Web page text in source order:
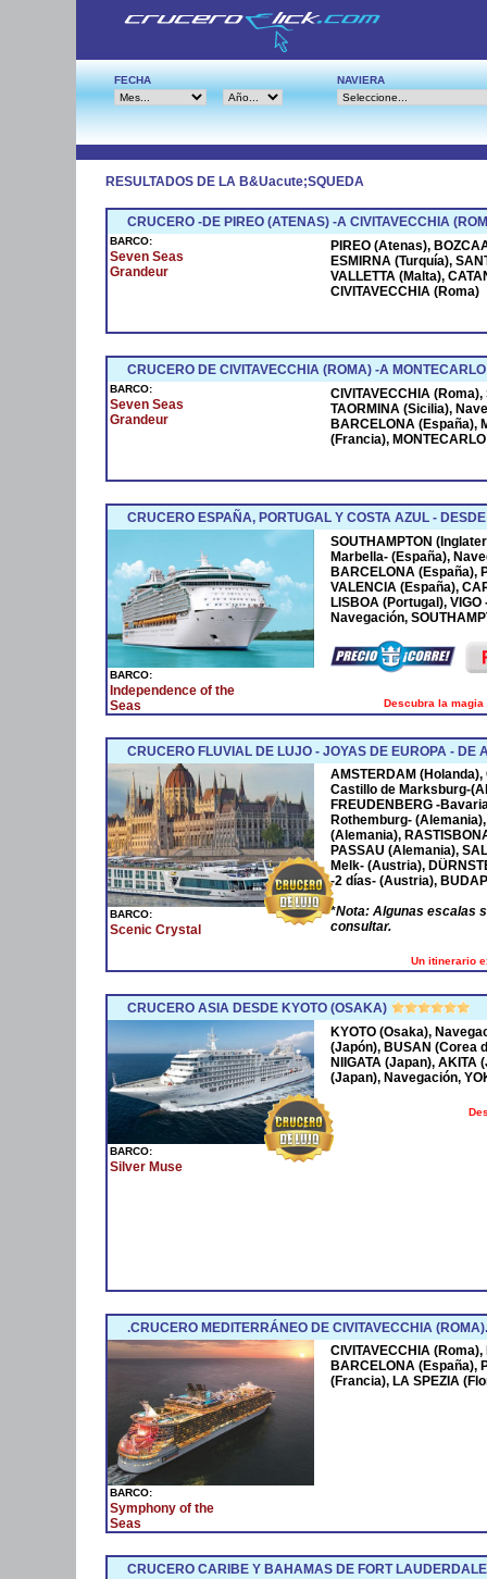
FECHA NAVIERA
RESULTADOS DE LA B&Uacute;SQUEDA
CRUCERO -DE PIREO (ATENAS) -A CIVITAVECCHIA
BARCO:
Seven Seas
Grandeur
PIREO (Atenas),
ESMIRNA (Turquía),
VALLETTA (Malta),
CIVITAVECCHIA (Roma)
CRUCERO DE CIVITAVECCHIA (ROMA) -A
BARCO:
Seven Seas
Grandeur
CIVITAVECCHIA
TAORMINA (Sicilia),
BARCELONA (España),
(Francia),
CRUCERO ESPAÑA, PORTUGAL Y COSTA AZUL -
BARCO:
Independence of the
Seas
SOUTHAMPTON
Marbella- (España),
BARCELONA (España),
VALENCIA (España),
LISBOA (Portugal),
Navegación,
Descubra la
CRUCERO FLUVIAL DE LUJO - JOYAS DE EUROPA - DE
BARCO:
Scenic Crystal
AMSTERDAM (Holanda),
Castillo de Marksburg-
FREUDENBERG -
Rothemburg-
(Alemania),
PASSAU (Alemania),
Melk- (Austria),
-2 días- (Austria),
*Nota: Algunas escalas
consultar.
Un itinerario
CRUCERO ASIA DESDE KYOTO (OSAKA)
BARCO:
Silver Muse
KYOTO (Osaka),
(Japón), BUSAN (Corea
NIIGATA (Japan), AKITA
(Japan), Navegación,
.CRUCERO MEDITERRÁNEO DE CIVITAVECCHIA (ROMA).
BARCO:
Symphony of the
Seas
CIVITAVECCHIA
BARCELONA (España),
(Francia), LA SPEZIA
CRUCERO CARIBE Y BAHAMAS DE FORT